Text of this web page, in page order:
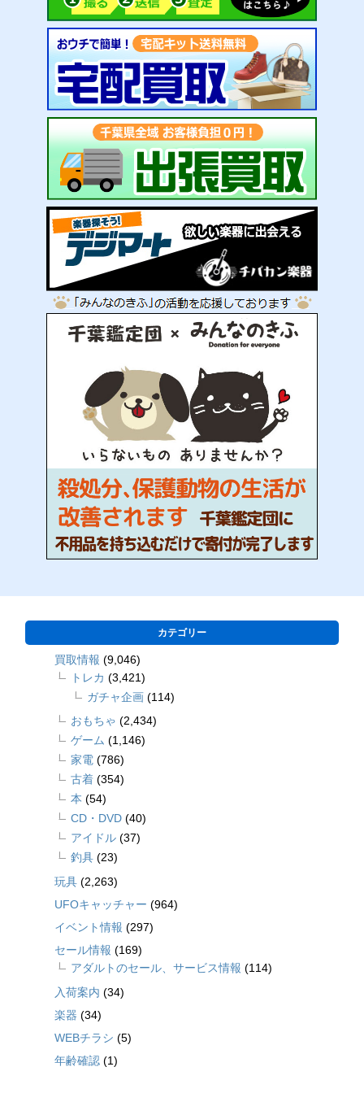
カテゴリー
買取情報 (9,046)
トレカ (3,421)
ガチャ企画 (114)
おもちゃ (2,434)
ゲーム (1,146)
家電 (786)
古着 (354)
本 (54)
CD・DVD (40)
アイドル (37)
釣具 (23)
玩具 (2,263)
UFOキャッチャー (964)
イベント情報 (297)
セール情報 (169)
アダルトのセール、サービス情報 (114)
入荷案内 (34)
楽器 (34)
WEBチラシ (5)
年齢確認 (1)